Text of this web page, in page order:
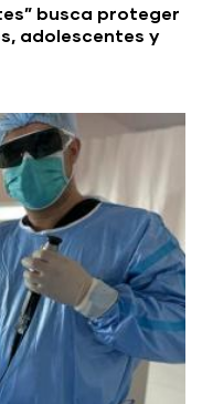
busca proteger
adolescentes y